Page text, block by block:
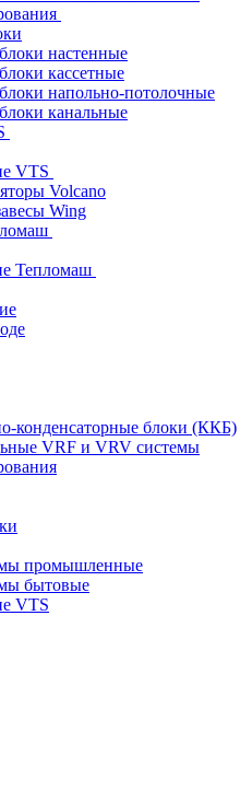
настенные
кассетные
напольно-потолочные
канальные
VTS
Volcano
Wing
Тепломаш
конденсаторные блоки (ККБ)
VRF и VRV системы
промышленные
бытовые
VTS